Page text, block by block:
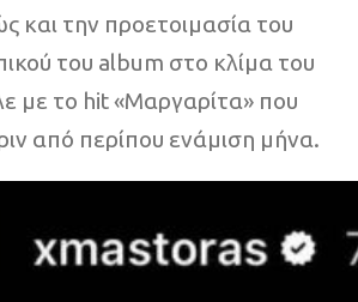
και την προετοιμασία του
του album στο κλίμα του
με το hit «Μαργαρίτα» που
από περίπου ενάμιση μήνα.